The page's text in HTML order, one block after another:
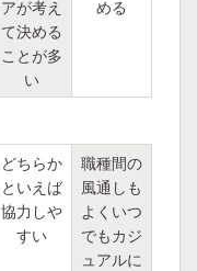
アが考え
て決める
ことが多
い
める
どちらか
といえば
協力しや
すい
職種間の
風通しも
よくいつ
でもカジ
ュアルに